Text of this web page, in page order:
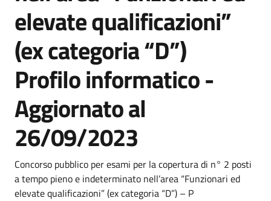
elevate qualificazioni”
(ex categoria “D”)
Profilo informatico -
Aggiornato al
26/09/2023
Dettagli
Descrizione breve
Concorso pubblico per esami per la copertura di n° 2 posti
a tempo pieno e indeterminato nell’area “Funzionari ed
elevate qualificazioni” (ex categoria “D”) – P